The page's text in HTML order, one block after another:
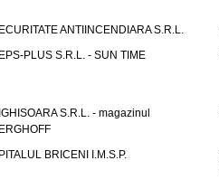
ANTIINCENDIARA S.R.L.
PLUS S.R.L. - SUN TIME
S.R.L. - magazinul
BRICENI I.M.S.P.